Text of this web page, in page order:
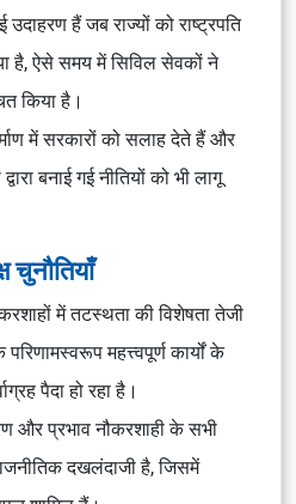
हैं जब राज्यों को राष्ट्रपति
है, ऐसे समय में सिविल सेवकों ने
किया है।
में सरकारों को सलाह देते हैं और
बनाई गई नीतियों को भी लागू
में तटस्थता की विशेषता तेजी
महत्त्वपूर्ण कार्यों के
पैदा हो रहा है।
और प्रभाव नौकरशाही के सभी
दखलंदाजी है, जिसमें